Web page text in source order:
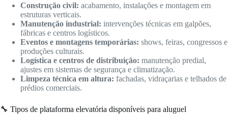
Construção civil: acabamento, instalações e montagem em
estruturas verticais.
Manutenção industrial: intervenções técnicas em galpões,
fábricas e centros logísticos.
Eventos e montagens temporárias: shows, feiras, congressos e
produções culturais.
Logística e centros de distribuição: manutenção predial,
ajustes em sistemas de segurança e climatização.
Limpeza técnica em altura: fachadas, vidraçarias e telhados de
prédios comerciais.
🔧 Tipos de plataforma elevatória disponíveis para aluguel